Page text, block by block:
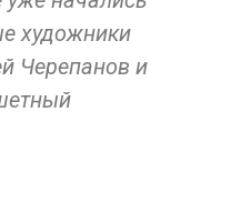
художники
Черепанов и